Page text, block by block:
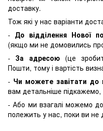
доставку.
Тож які у нас варіанти
- До відділення Нової
(якщо ми не домовились
- За адресою (це
Пошти, тому і вартість
- Чи можете завітати до
вам детальніше
- Або ми взагалі можемо
полежить у нас, поки ви не